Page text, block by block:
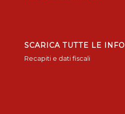
SCARICA TUTTE LE INFO
Recapiti e dati fiscali